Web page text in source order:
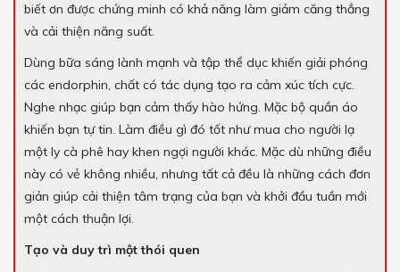
biết ơn được chứng minh có khả năng làm giảm căng thẳng
và cải thiện năng suất.
Dùng bữa sáng lành mạnh và tập thể dục khiến giải phóng
các endorphin, chất có tác dụng tạo ra cảm xúc tích cực.
Nghe nhạc giúp bạn cảm thấy hào hứng. Mặc bộ quần áo
khiến bạn tự tin. Làm điều gì đó tốt như mua cho người lạ
một ly cà phê hay khen ngợi người khác. Mặc dù những điều
này có vẻ không nhiều, nhưng tất cả đều là những cách đơn
giản giúp cải thiện tâm trạng của bạn và khởi đầu tuần mới
một cách thuận lợi.
Tạo và duy trì một thói quen